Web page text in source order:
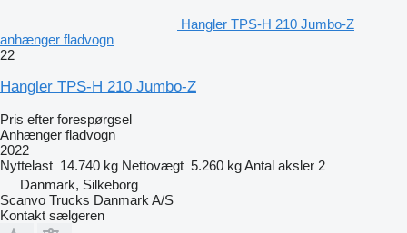
Hangler TPS-H 210 Jumbo-Z
anhænger fladvogn
22
Hangler TPS-H 210 Jumbo-Z
Pris efter forespørgsel
Anhænger fladvogn
2022
Nyttelast 14.740 kg Nettovægt 5.260 kgAntal aksler 2
Danmark, Silkeborg
Scanvo Trucks Danmark A/S
Kontakt sælgeren